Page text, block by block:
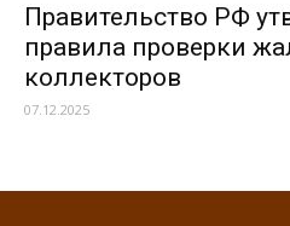
Правительство РФ
правила проверки
коллекторов
07.12.2025